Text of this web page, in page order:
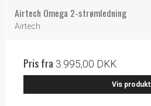
Airtech Omega 2-strømledning
Airtech
Pris fra 3.995,00 DKK
Vis produkt